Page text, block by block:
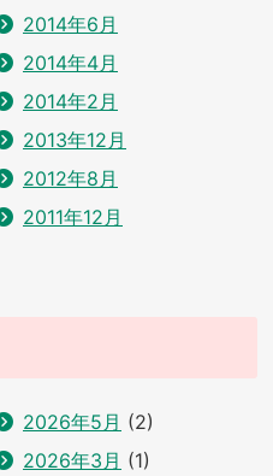
2014年6月
2014年4月
2014年2月
2013年12月
2012年8月
2011年12月
2026年5月 (2)
2026年3月 (1)